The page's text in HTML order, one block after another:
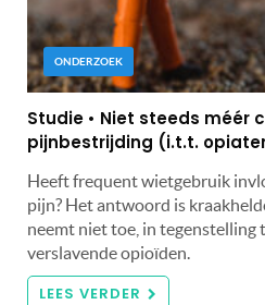
ONDERZOEK
Studie • Niet steeds méér
pijnbestrijding (i.t.t.
Heeft frequent wietgebruik
pijn? Het antwoord is
neemt niet toe, in tegenstelling
verslavende opioïden.
LEES VERDER